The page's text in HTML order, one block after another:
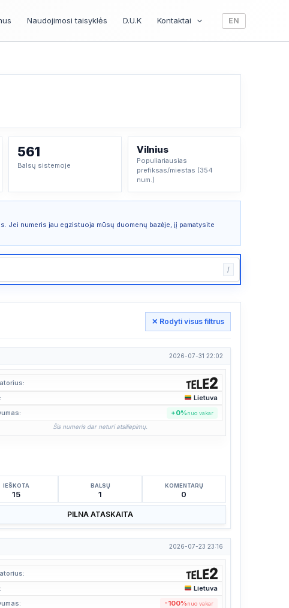
Naudojimosi taisyklės D.U.K Kontaktai EN
561
Balsų sistemoje
Vilnius
Populiariausias
prefiksas/miestas (354
num.)
Jei numeris jau egzistuoja mūsų duomenų bazėje, jį pamatysite
/
✕ Rodyti visus filtrus
2026-07-31 22:02
Lietuva
+0%nuo vakar
Šis numeris dar neturi atsiliepimų.
IEŠKOTA
15
BALSŲ
1
KOMENTARŲ
0
PILNA ATASKAITA
2026-07-23 23:16
Lietuva
-100%nuo vakar